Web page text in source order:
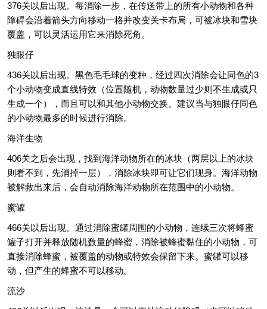
376关以后出现。每消除一步，在传送带上的所有小动物和各种
障碍会沿着箭头方向移动一格并改变关卡布局，可被冰块和雪块
覆盖，可以灵活运用它来消除死角。
独眼仔
436关以后出现。黑色毛毛球的变种，经过四次消除会让同色的3
个小动物变成直线特效（位置随机，动物数量过少则不生成或只
生成一个），而且可以和其他小动物交换。建议当与独眼仔同色
的小动物最多的时候进行消除。
海洋生物
406关之后会出现，找到海洋动物所在的冰块（两层以上的冰块
则看不到，先消掉一层），消除冰块即可让它们现身。海洋动物
被解救出来后，会自动消除海洋动物所在范围中的小动物。
蜜罐
466关以后出现。通过消除蜜罐周围的小动物，连续三次将蜂蜜
罐子打开并释放随机数量的蜂蜜，消除被蜂蜜黏住的小动物，可
直接消除蜂蜜，被覆盖的动物或特效会保留下来。蜜罐可以移
动，但产生的蜂蜜不可以移动。
流沙